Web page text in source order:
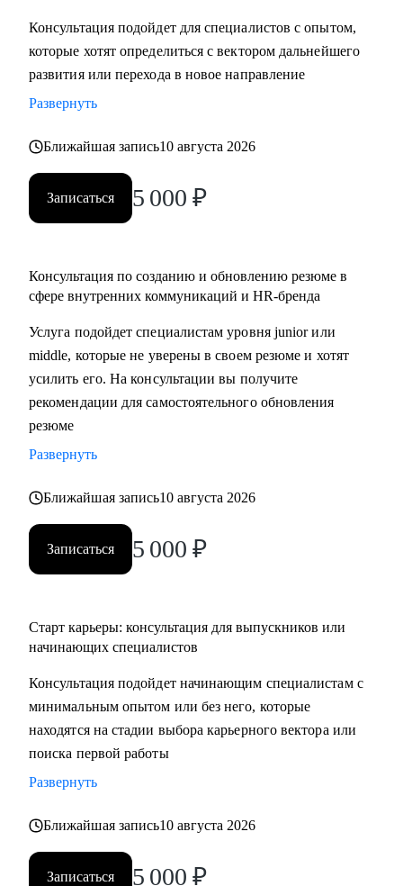
внутренних коммуникаций, HR-бренда или
корпоративного event-менеджера, особенно в ИТ-сферу
• подготовить или переработать кейсы для поиска работы
• разработать стратегию поиска работы или роста внутри
• помочь разобраться с нюансами работы по этим
направлениями и с тем, как это устроено в различных
компаниях и отраслях
• проанализировать ваше текущее резюме и дать советы
• специалистам, которые хотят развиваться в сфере
мероприятий, комьюнити-менеджмента
• тем, кто хочет сменить карьерный трек и перейти во
внутриком, HR-бренд и корпоративный ивент
• специалистам уровня Junior и Middle: внутренние
коммуникации, HR-бренд, event-менеджер
Консультация подойдет для специалистов с опытом,
которые хотят определиться с вектором дальнейшего
развития или перехода в новое направление
Развернуть
Ближайшая запись10 августа 2026
Записаться 5 000 ₽
Консультация по созданию и обновлению резюме в
сфере внутренних коммуникаций и HR-бренда
Услуга подойдет специалистам уровня junior или
middle, которые не уверены в своем резюме и хотят
усилить его. На консультации вы получите
рекомендации для самостоятельного обновления
резюме
Развернуть
Ближайшая запись10 августа 2026
Записаться 5 000 ₽
Старт карьеры: консультация для выпускников или
начинающих специалистов
Консультация подойдет начинающим специалистам с
минимальным опытом или без него, которые
находятся на стадии выбора карьерного вектора или
поиска первой работы
Развернуть
Ближайшая запись10 августа 2026
Записаться 5 000 ₽